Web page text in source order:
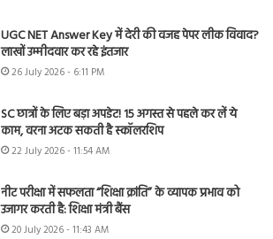
UGC NET Answer Key में देरी की वजह पेपर लीक विवाद?
लाखों उम्मीदवार कर रहे इंतजार
26 July 2026 - 6:11 PM
SC छात्रों के लिए बड़ा अपडेट! 15 अगस्त से पहले कर लें ये
काम, वरना अटक सकती है स्कॉलरशिप
22 July 2026 - 11:54 AM
नीट परीक्षा में सफलता “शिक्षा क्रांति” के व्यापक प्रभाव को
उजागर करती है: शिक्षा मंत्री बैंस
20 July 2026 - 11:43 AM